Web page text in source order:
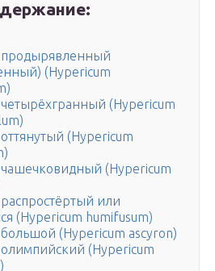
(Hypericum
(Hypericum
(Hypericum
(Hypericum
или
(Hypericum humifusum)
(Hypericum ascyron)
(Hypericum